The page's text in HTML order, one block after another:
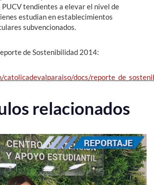
PUCV tendientes a elevar el nivel de
estudian en establecimientos
subvencionados.
de Sostenibilidad 2014:
catolicadevalparaiso/docs/
relacionados